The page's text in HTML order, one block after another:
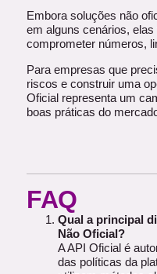
Embora soluções não
em alguns cenários,
comprometer números,
Para empresas que
riscos e construir uma
Oficial representa um
boas práticas do
FAQ
Qual a principal
Não Oficial?
A API Oficial é
das políticas da